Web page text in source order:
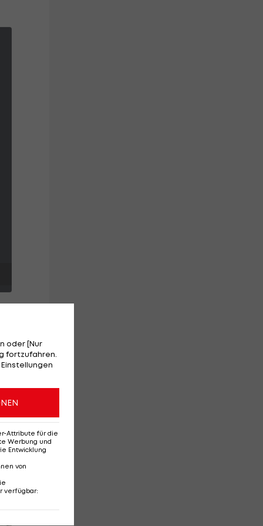
oder [Nur
fortzufahren.
Attribute für die
Werbung und
Entwicklung
von
verfügbar: